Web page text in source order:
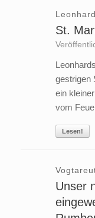
St.
gestrigen
ein
vom
Lesen!
Unser